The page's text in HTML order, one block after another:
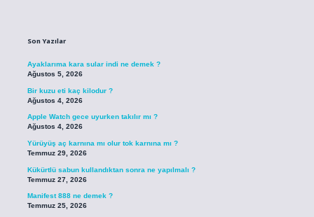
Son Yazılar
Ayaklarıma kara sular indi ne demek ?
Ağustos 5, 2026
Bir kuzu eti kaç kilodur ?
Ağustos 4, 2026
Apple Watch gece uyurken takılır mı ?
Ağustos 4, 2026
Yürüyüş aç karnına mı olur tok karnına mı ?
Temmuz 29, 2026
Kükürtlü sabun kullandıktan sonra ne yapılmalı ?
Temmuz 27, 2026
Manifest 888 ne demek ?
Temmuz 25, 2026